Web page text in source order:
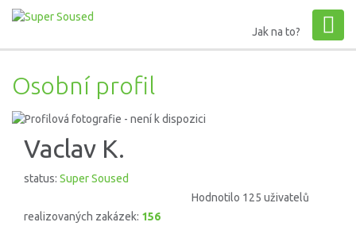
Jak na to?
Osobní profil
Vaclav K.
status: Super Soused
Hodnotilo 125 uživatelů
realizovaných zakázek: 156